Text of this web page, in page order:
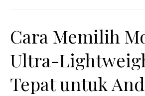
Cara Memilih
Ultra-
Tepat untuk